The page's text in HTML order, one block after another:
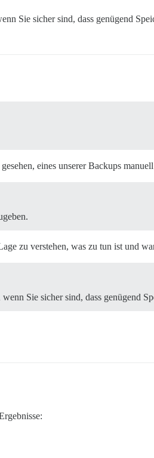
Sie sicher sind, dass genügend
eines unserer Backups
zu verstehen, was zu tun ist und
Sie sicher sind, dass genügend